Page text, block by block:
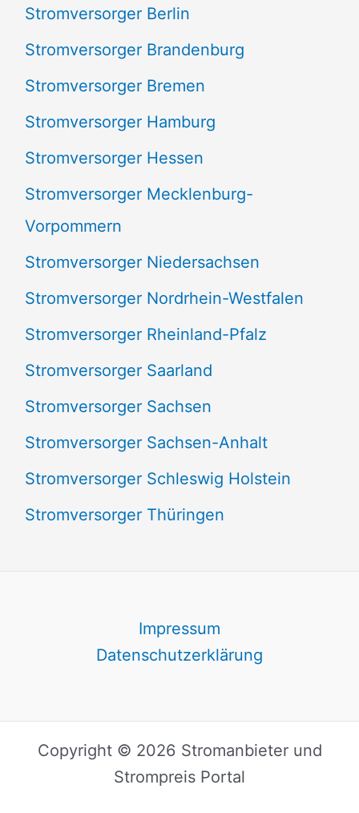
:Stromversorger Berlin
Stromversorger Brandenburg
Stromversorger Bremen
Stromversorger Hamburg
Stromversorger Hessen
Stromversorger Mecklenburg-
Vorpommern
Stromversorger Niedersachsen
Stromversorger Nordrhein-Westfalen
Stromversorger Rheinland-Pfalz
Stromversorger Saarland
Stromversorger Sachsen
Stromversorger Sachsen-Anhalt
Stromversorger Schleswig Holstein
Stromversorger Thüringen
Impressum
Datenschutzerklärung
Copyright © 2026 Stromanbieter und
Strompreis Portal